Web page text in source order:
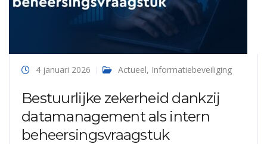
4 januari 2026 Actueel, Informatiebeveiliging
Bestuurlijke zekerheid dankzij
datamanagement als intern
beheersingsvraagstuk